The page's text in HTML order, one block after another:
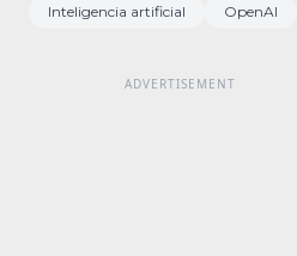
Inteligencia artificial
OpenAI